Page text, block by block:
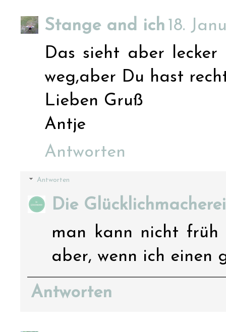
Stange and ich 18.
Das sieht aber
weg,aber Du hast
Lieben Gruß
Antje
Antworten
Antworten
Die Glücklichmacherei
man kann nicht
aber, wenn ich einen
Antworten